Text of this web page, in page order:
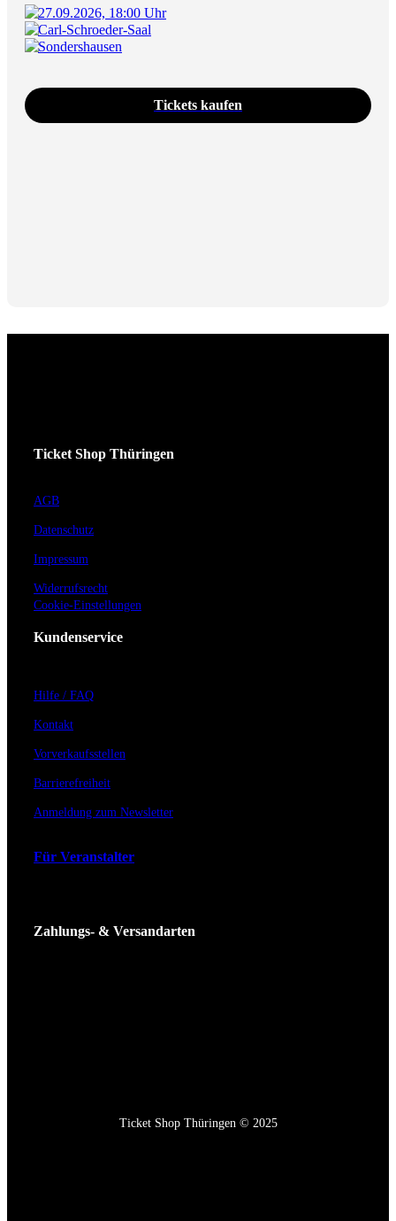
27.09.2026, 18:00 Uhr
Carl-Schroeder-Saal
Sondershausen
Tickets kaufen
Ticket Shop Thüringen
AGB
Datenschutz
Impressum
Widerrufsrecht
Cookie-Einstellungen
Kundenservice
Hilfe / FAQ
Kontakt
Vorverkaufsstellen
Barrierefreiheit
Anmeldung zum Newsletter
Für Veranstalter
Zahlungs- & Versandarten
Ticket Shop Thüringen © 2025